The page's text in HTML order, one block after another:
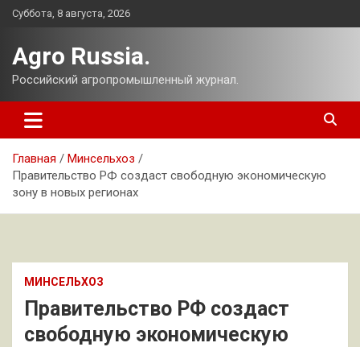
Перейти
Суббота, 8 августа, 2026
Agro Russia.
Российский агропромышленный журнал.
Главная
Минсельхоз
Правительство РФ создаст свободную экономическую
зону в новых регионах
МИНСЕЛЬХОЗ
Правительство РФ создаст
свободную экономическую